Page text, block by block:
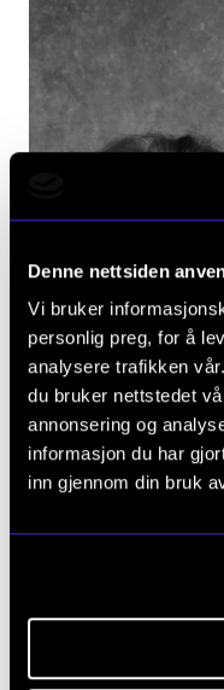
Denne nettsiden
Vi bruker
personlig preg, for å
analysere trafikken
du bruker nettstedet
annonsering og
informasjon du har
inn gjennom din bruk